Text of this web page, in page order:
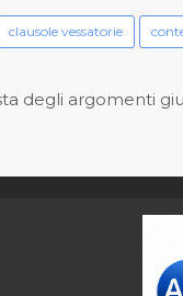
clausole vessatorie
degli argomenti